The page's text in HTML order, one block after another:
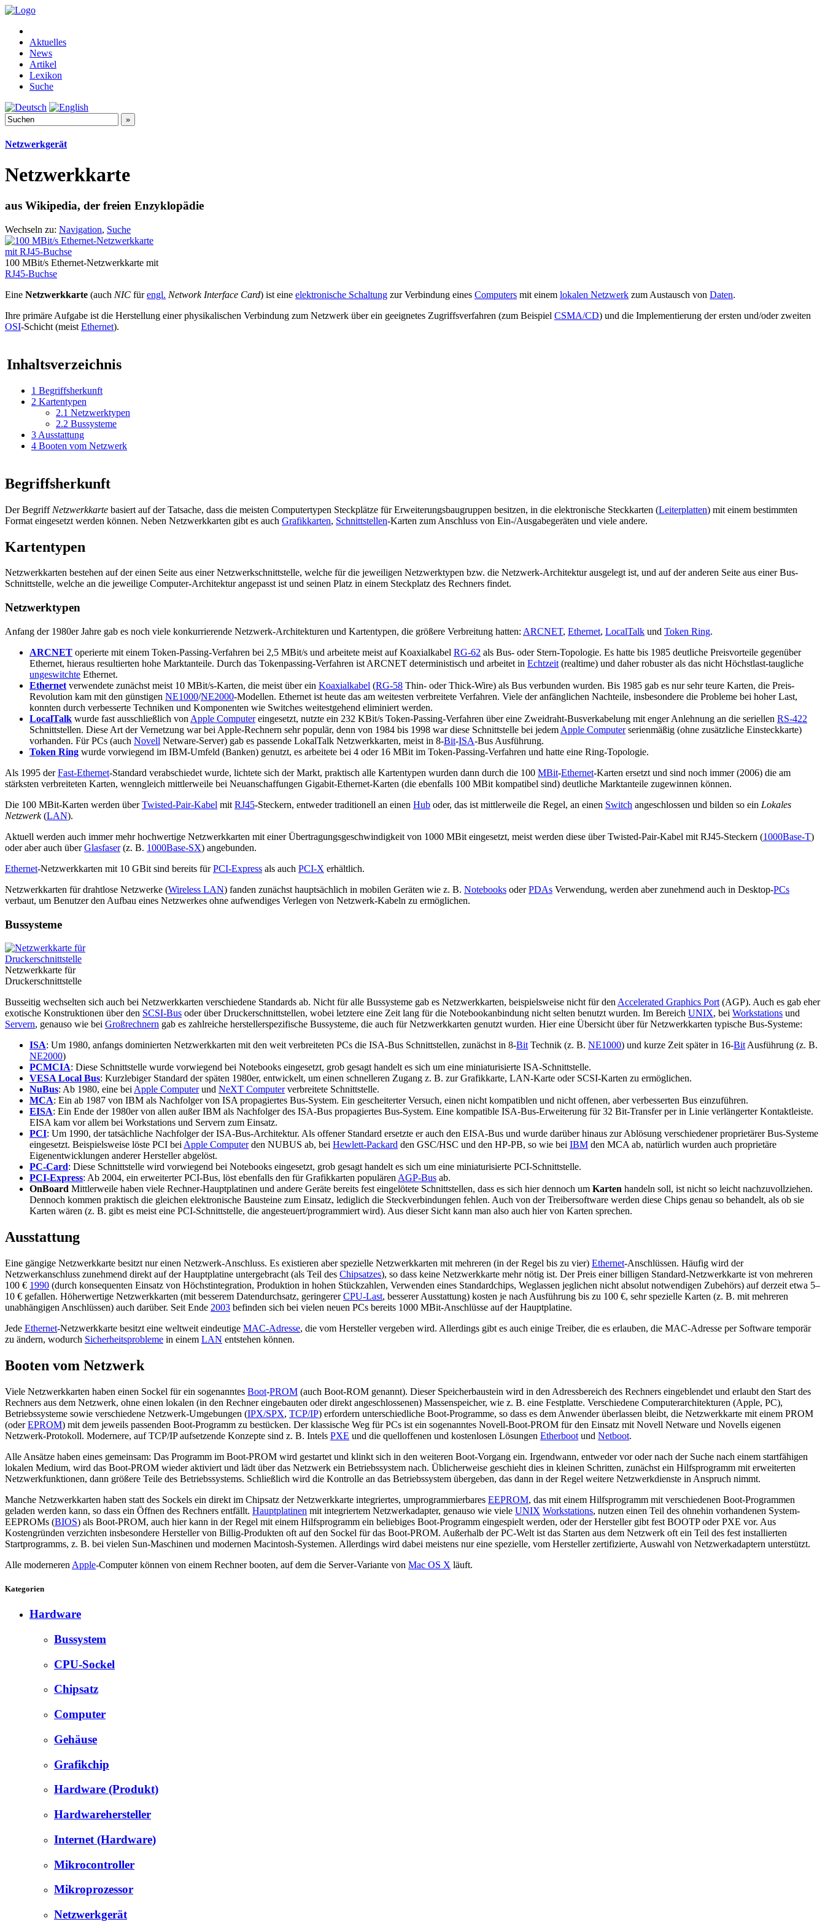
Aktuelles
News
Artikel
Lexikon
Suche
Netzwerkgerät
Netzwerkkarte
aus Wikipedia, der freien Enzyklopädie
Wechseln zu: Navigation, Suche
100 MBit/s Ethernet-Netzwerkkarte mit
RJ45-Buchse
Eine Netzwerkkarte (auch NIC fürengl. Network Interface Card) ist eine elektronische Schaltung zur Verbindung eines Computers mit einem lokalen Netzwerk zum Austausch von Daten.
Ihre primäre Aufgabe ist die Herstellung einer physikalischen Verbindung zum Netzwerk über ein geeignetes Zugriffsverfahren (zum Beispiel CSMA/CD) und die Implementierung der ersten und/oder zweiten
OSI-Schicht (meist Ethernet).
Inhaltsverzeichnis
1 Begriffsherkunft
2 Kartentypen
2.1 Netzwerktypen
2.2 Bussysteme
3 Ausstattung
4 Booten vom Netzwerk
Begriffsherkunft
Der Begriff Netzwerkkarte basiert auf der Tatsache, dass die meisten Computertypen Steckplätze für Erweiterungsbaugruppen besitzen, in die elektronische Steckkarten (Leiterplatten) mit einem bestimmten
Format eingesetzt werden können. Neben Netzwerkkarten gibt es auch Grafikkarten, Schnittstellen-Karten zum Anschluss von Ein-/Ausgabegeräten und viele andere.
Kartentypen
Netzwerkkarten bestehen auf der einen Seite aus einer Netzwerkschnittstelle, welche für die jeweiligen Netzwerktypen bzw. die Netzwerk-Architektur ausgelegt ist, und auf der anderen Seite aus einer Bus-
Schnittstelle, welche an die jeweilige Computer-Architektur angepasst ist und seinen Platz in einem Steckplatz des Rechners findet.
Netzwerktypen
Anfang der 1980er Jahre gab es noch viele konkurrierende Netzwerk-Architekturen und Kartentypen, die größere Verbreitung hatten: ARCNET, Ethernet, LocalTalk und Token Ring.
ARCNET operierte mit einem Token-Passing-Verfahren bei 2,5 MBit/s und arbeitete meist auf Koaxialkabel RG-62 als Bus- oder Stern-Topologie. Es hatte bis 1985 deutliche Preisvorteile gegenüber
Ethernet, hieraus resultierten hohe Marktanteile. Durch das Tokenpassing-Verfahren ist ARCNET deterministisch und arbeitet in Echtzeit (realtime) und daher robuster als das nicht Höchstlast-taugliche
ungeswitchte Ethernet.
Ethernet verwendete zunächst meist 10 MBit/s-Karten, die meist über ein Koaxialkabel (RG-58 Thin- oder Thick-Wire) als Bus verbunden wurden. Bis 1985 gab es nur sehr teure Karten, die Preis-
Revolution kam mit den günstigen NE1000/NE2000-Modellen. Ethernet ist heute das am weitesten verbreitete Verfahren. Viele der anfänglichen Nachteile, insbesondere die Probleme bei hoher Last,
konnten durch verbesserte Techniken und Komponenten wie Switches weitestgehend eliminiert werden.
LocalTalk wurde fast ausschließlich von Apple Computereingesetzt, nutzte ein 232 KBit/s Token-Passing-Verfahren über eine Zweidraht-Busverkabelung mit enger Anlehnung an die seriellen RS-422
Schnittstellen. Diese Art der Vernetzung war bei Apple-Rechnern sehr populär, denn von 1984 bis 1998 war diese Schnittstelle bei jedem Apple Computerserienmäßig (ohne zusätzliche Einsteckkarte)
vorhanden. Für PCs (auch Novell Netware-Server) gab es passende LokalTalk Netzwerkkarten, meist in 8-Bit-ISA-Bus Ausführung.
Token Ring wurde vorwiegend im IBM-Umfeld (Banken) genutzt, es arbeitete bei 4 oder 16 MBit im Token-Passing-Verfahren und hatte eine Ring-Topologie.
Als 1995 derFast-Ethernet-Standard verabschiedet wurde, lichtete sich der Markt, praktisch alle Kartentypen wurden dann durch die 100 MBit-Ethernet-Karten ersetzt und sind noch immer (2006) die am
stärksten verbreiteten Karten, wenngleich mittlerweile bei Neuanschaffungen Gigabit-Ethernet-Karten (die ebenfalls 100 MBit kompatibel sind) deutliche Marktanteile zugewinnen können.
Die 100 MBit-Karten werden überTwisted-Pair-Kabel mit RJ45-Steckern, entweder traditionell an einen Hub oder, das ist mittlerweile die Regel, an einen Switch angeschlossen und bilden so ein Lokales
Netzwerk(LAN).
Aktuell werden auch immer mehr hochwertige Netzwerkkarten mit einer Übertragungsgeschwindigkeit von 1000 MBit eingesetzt, meist werden diese über Twisted-Pair-Kabel mit RJ45-Steckern (1000Base-T)
oder aber auch überGlasfaser(z. B. 1000Base-SX) angebunden.
Ethernet-Netzwerkkarten mit 10 GBit sind bereits fürPCI-Express als auch PCI-X erhältlich.
Netzwerkkarten für drahtlose Netzwerke (Wireless LAN) fanden zunächst hauptsächlich in mobilen Geräten wie z. B. Notebooks oderPDAs Verwendung, werden aber zunehmend auch in Desktop-PCs
verbaut, um Benutzer den Aufbau eines Netzwerkes ohne aufwendiges Verlegen von Netzwerk-Kabeln zu ermöglichen.
Bussysteme
Netzwerkkarte für
Druckerschnittstelle
Busseitig wechselten sich auch bei Netzwerkkarten verschiedene Standards ab. Nicht für alle Bussysteme gab es Netzwerkkarten, beispielsweise nicht für den Accelerated Graphics Port (AGP). Auch es gab eher
exotische Konstruktionen über den SCSI-Bus oder über Druckerschnittstellen, wobei letztere eine Zeit lang für die Notebookanbindung nicht selten benutzt wurden. Im Bereich UNIX, bei Workstations und
Servern, genauso wie bei Großrechnern gab es zahlreiche herstellerspezifische Bussysteme, die auch für Netzwerkkarten genutzt wurden. Hier eine Übersicht über für Netzwerkkarten typische Bus-Systeme:
ISA: Um 1980, anfangs dominierten Netzwerkkarten mit den weit verbreiteten PCs die ISA-Bus Schnittstellen, zunächst in 8-Bit Technik (z. B. NE1000) und kurze Zeit später in 16-Bit Ausführung (z. B.
NE2000)
PCMCIA: Diese Schnittstelle wurde vorwiegend bei Notebooks eingesetzt, grob gesagt handelt es sich um eine miniaturisierte ISA-Schnittstelle.
VESA Local Bus: Kurzlebiger Standard der späten 1980er, entwickelt, um einen schnelleren Zugang z. B. zur Grafikkarte, LAN-Karte oder SCSI-Karten zu ermöglichen.
NuBus: Ab 1980, eine bei Apple Computerund NeXT Computerverbreitete Schnittstelle.
MCA: Ein ab 1987 von IBM als Nachfolger von ISA propagiertes Bus-System. Ein gescheiterter Versuch, einen nicht kompatiblen und nicht offenen, aber verbesserten Bus einzuführen.
EISA: Ein Ende der 1980er von allen außer IBM als Nachfolger des ISA-Bus propagiertes Bus-System. Eine kompatible ISA-Bus-Erweiterung für 32 Bit-Transfer per in Linie verlängerter Kontaktleiste.
EISA kam vor allem bei Workstations und Servern zum Einsatz.
PCI: Um 1990, der tatsächliche Nachfolger der ISA-Bus-Architektur. Als offener Standard ersetzte er auch den EISA-Bus und wurde darüber hinaus zur Ablösung verschiedener proprietärer Bus-Systeme
eingesetzt. Beispielsweise löste PCI bei Apple Computerden NUBUS ab, bei Hewlett-Packard den GSC/HSC und den HP-PB, so wie bei IBM den MCA ab, natürlich wurden auch proprietäre
Eigenentwicklungen anderer Hersteller abgelöst.
PC-Card: Diese Schnittstelle wird vorwiegend bei Notebooks eingesetzt, grob gesagt handelt es sich um eine miniaturisierte PCI-Schnittstelle.
PCI-Express: Ab 2004, ein erweiterter PCI-Bus, löst ebenfalls den für Grafikkarten populären AGP-Bus ab.
OnBoard Mittlerweile haben viele Rechner-Hauptplatinen und andere Geräte bereits fest eingelötete Schnittstellen, dass es sich hier dennoch um Karten handeln soll, ist nicht so leicht nachzuvollziehen.
Dennoch kommen praktisch die gleichen elektronische Bausteine zum Einsatz, lediglich die Steckverbindungen fehlen. Auch von der Treibersoftware werden diese Chips genau so behandelt, als ob sie
Karten wären (z. B. gibt es meist eine PCI-Schnittstelle, die angesteuert/programmiert wird). Aus dieser Sicht kann man also auch hier von Karten sprechen.
Ausstattung
Eine gängige Netzwerkkarte besitzt nur einen Netzwerk-Anschluss. Es existieren aber spezielle Netzwerkkarten mit mehreren (in der Regel bis zu vier) Ethernet-Anschlüssen. Häufig wird der
Netzwerkanschluss zunehmend direkt auf der Hauptplatine untergebracht (als Teil des Chipsatzes), so dass keine Netzwerkkarte mehr nötig ist. Der Preis einer billigen Standard-Netzwerkkarte ist von mehreren
100 € 1990 (durch konsequenten Einsatz von Höchstintegration, Produktion in hohen Stückzahlen, Verwenden eines Standardchips, Weglassen jeglichen nicht absolut notwendigen Zubehörs) auf derzeit etwa 5–
10 € gefallen. Höherwertige Netzwerkkarten (mit besserem Datendurchsatz, geringererCPU-Last, besserer Ausstattung) kosten je nach Ausführung bis zu 100 €, sehr spezielle Karten (z. B. mit mehreren
unabhängigen Anschlüssen) auch darüber. Seit Ende 2003 befinden sich bei vielen neuen PCs bereits 1000 MBit-Anschlüsse auf der Hauptplatine.
Jede Ethernet-Netzwerkkarte besitzt eine weltweit eindeutige MAC-Adresse, die vom Hersteller vergeben wird. Allerdings gibt es auch einige Treiber, die es erlauben, die MAC-Adresse per Software temporär
zu ändern, wodurch Sicherheitsprobleme in einem LAN entstehen können.
Booten vom Netzwerk
Viele Netzwerkkarten haben einen Sockel für ein sogenanntes Boot-PROM (auch Boot-ROM genannt). Dieser Speicherbaustein wird in den Adressbereich des Rechners eingeblendet und erlaubt den Start des
Rechners aus dem Netzwerk, ohne einen lokalen (in den Rechner eingebauten oder direkt angeschlossenen) Massenspeicher, wie z. B. eine Festplatte. Verschiedene Computerarchitekturen (Apple, PC),
Betriebssysteme sowie verschiedene Netzwerk-Umgebungen (IPX/SPX, TCP/IP) erfordern unterschiedliche Boot-Programme, so dass es dem Anwender überlassen bleibt, die Netzwerkkarte mit einem PROM
(oderEPROM) mit dem jeweils passenden Boot-Programm zu bestücken. Der klassische Weg für PCs ist ein sogenanntes Novell-Boot-PROM für den Einsatz mit Novell Netware und Novells eigenen
Netzwerk-Protokoll. Modernere, auf TCP/IP aufsetzende Konzepte sind z. B. Intels PXE und die quelloffenen und kostenlosen Lösungen Etherboot und Netboot.
Alle Ansätze haben eines gemeinsam: Das Programm im Boot-PROM wird gestartet und klinkt sich in den weiteren Boot-Vorgang ein. Irgendwann, entweder vor oder nach der Suche nach einem startfähigen
lokalen Medium, wird das Boot-PROM wieder aktiviert und lädt über das Netzwerk ein Betriebssystem nach. Üblicherweise geschieht dies in kleinen Schritten, zunächst ein Hilfsprogramm mit erweiterten
Netzwerkfunktionen, dann größere Teile des Betriebssystems. Schließlich wird die Kontrolle an das Betriebssystem übergeben, das dann in der Regel weitere Netzwerkdienste in Anspruch nimmt.
Manche Netzwerkkarten haben statt des Sockels ein direkt im Chipsatz der Netzwerkkarte integriertes, umprogrammierbares EEPROM, das mit einem Hilfsprogramm mit verschiedenen Boot-Programmen
geladen werden kann, so dass ein Öffnen des Rechners entfällt. Hauptplatinen mit integriertem Netzwerkadapter, genauso wie viele UNIX Workstations, nutzen einen Teil des ohnehin vorhandenen System-
EEPROMs (BIOS) als Boot-PROM, auch hier kann in der Regel mit einem Hilfsprogramm ein beliebiges Boot-Programm eingespielt werden, oder der Hersteller gibt fest BOOTP oder PXE vor. Aus
Kostengründen verzichten insbesondere Hersteller von Billig-Produkten oft auf den Sockel für das Boot-PROM. Außerhalb der PC-Welt ist das Starten aus dem Netzwerk oft ein Teil des fest installierten
Startprogramms, z. B. bei vielen Sun-Maschinen und modernen Macintosh-Systemen. Allerdings wird dabei meistens nur eine spezielle, vom Hersteller zertifizierte, Auswahl von Netzwerkadaptern unterstützt.
Alle moderneren Apple-Computer können von einem Rechner booten, auf dem die Server-Variante von Mac OS X läuft.
Kategorien
Hardware
Bussystem
CPU-Sockel
Chipsatz
Computer
Gehäuse
Grafikchip
Hardware (Produkt)
Hardwarehersteller
Internet (Hardware)
Mikrocontroller
Mikroprozessor
Netzwerkgerät